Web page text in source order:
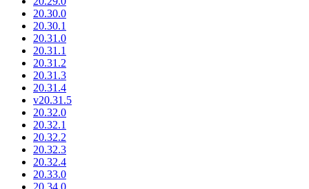
20.30.0
20.30.1
20.31.0
20.31.1
20.31.2
20.31.3
20.31.4
v20.31.5
20.32.0
20.32.1
20.32.2
20.32.3
20.32.4
20.33.0
20.34.0